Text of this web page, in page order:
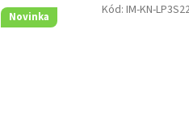
Novinka Kód: IM-KN-